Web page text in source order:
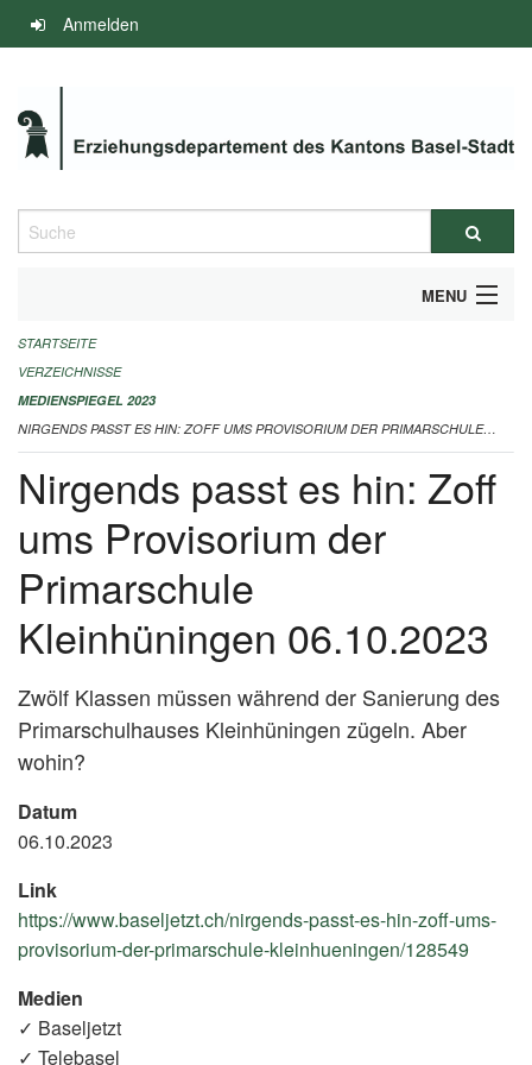
Navigation
überspringen
Anmelden
Suche
MENU
INFOS ZUM ED-MEDIENSPIEGEL
IMPRESSUM
STARTSEITE
VERZEICHNISSE
MEDIENSPIEGEL 2023
NIRGENDS PASST ES HIN: ZOFF UMS PROVISORIUM DER PRIMARSCHULE KLEINHÜNINGEN 06.10.2023
Nirgends passt es hin: Zoff
ums Provisorium der
Primarschule
Kleinhüningen 06.10.2023
Zwölf Klassen müssen während der Sanierung des
Primarschulhauses Kleinhüningen zügeln. Aber
wohin?
Datum
06.10.2023
Link
https://www.baseljetzt.ch/nirgends-passt-es-hin-zoff-ums-
provisorium-der-primarschule-kleinhueningen/128549
Medien
✓ Baseljetzt
✓ Telebasel